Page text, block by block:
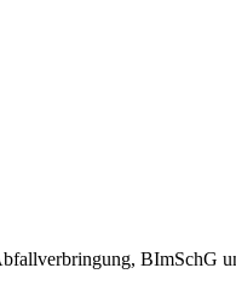
BImSchG